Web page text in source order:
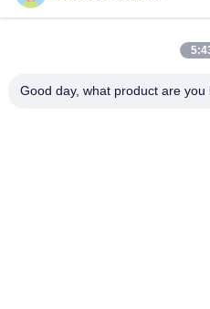
RM09,BLK C,13/F,FOU
पुन शान सेंट,सुएन वान,NT
Good day, what product are you